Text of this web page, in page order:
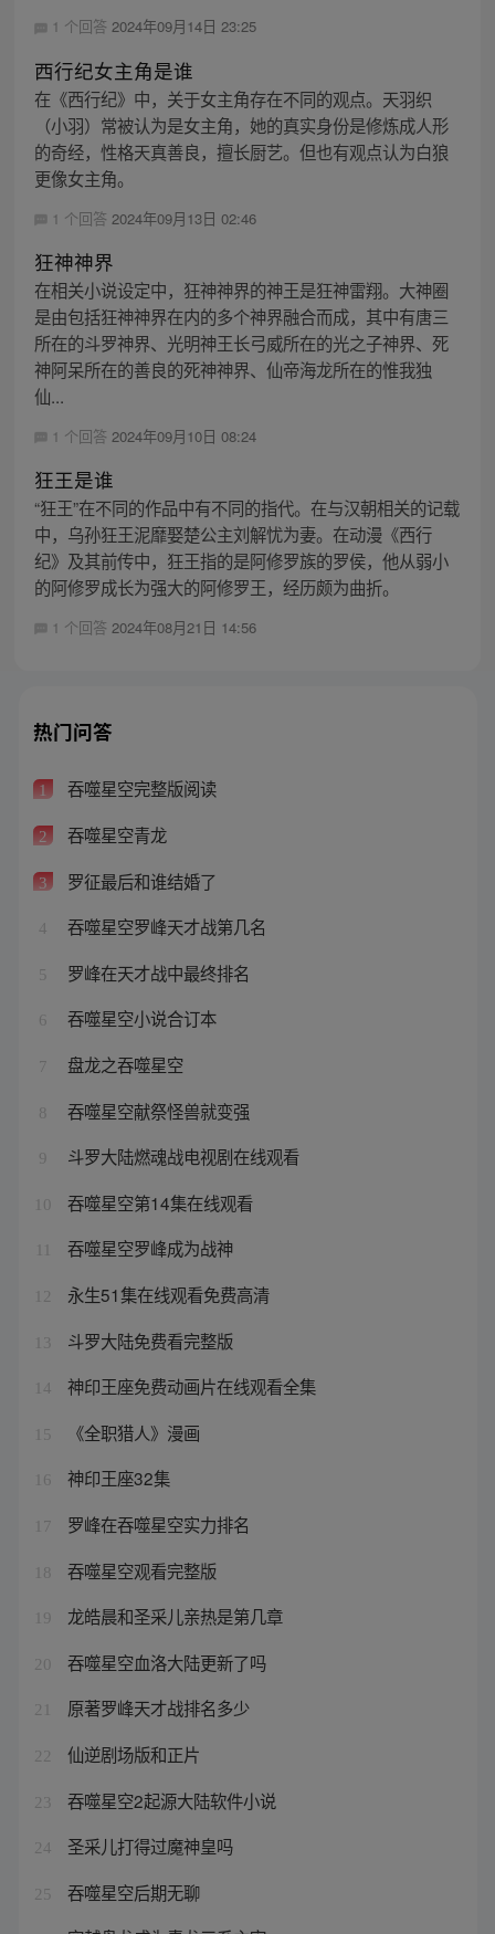
1 个回答 2024年09月14日 23:25
西行纪女主角是谁
在《西行纪》中，关于女主角存在不同的观点。天羽织
（小羽）常被认为是女主角，她的真实身份是修炼成人形
的奇经，性格天真善良，擅长厨艺。但也有观点认为白狼
更像女主角。
1 个回答 2024年09月13日 02:46
狂神神界
在相关小说设定中，狂神神界的神王是狂神雷翔。大神圈
是由包括狂神神界在内的多个神界融合而成，其中有唐三
所在的斗罗神界、光明神王长弓威所在的光之子神界、死
神阿呆所在的善良的死神神界、仙帝海龙所在的惟我独
仙...
1 个回答 2024年09月10日 08:24
狂王是谁
“狂王”在不同的作品中有不同的指代。在与汉朝相关的记载
中，乌孙狂王泥靡娶楚公主刘解忧为妻。在动漫《西行
纪》及其前传中，狂王指的是阿修罗族的罗侯，他从弱小
的阿修罗成长为强大的阿修罗王，经历颇为曲折。
1 个回答 2024年08月21日 14:56
热门问答
1 吞噬星空完整版阅读
2 吞噬星空青龙
3 罗征最后和谁结婚了
4 吞噬星空罗峰天才战第几名
5 罗峰在天才战中最终排名
6 吞噬星空小说合订本
7 盘龙之吞噬星空
8 吞噬星空献祭怪兽就变强
9 斗罗大陆燃魂战电视剧在线观看
10 吞噬星空第14集在线观看
吞噬星空罗峰成为战神
12 永生51集在线观看免费高清
13 斗罗大陆免费看完整版
14 神印王座免费动画片在线观看全集
15 《全职猎人》漫画
16 神印王座32集
17 罗峰在吞噬星空实力排名
18 吞噬星空观看完整版
19 龙皓晨和圣采儿亲热是第几章
20 吞噬星空血洛大陆更新了吗
21 原著罗峰天才战排名多少
22 仙逆剧场版和正片
23 吞噬星空2起源大陆软件小说
24 圣采儿打得过魔神皇吗
25 吞噬星空后期无聊